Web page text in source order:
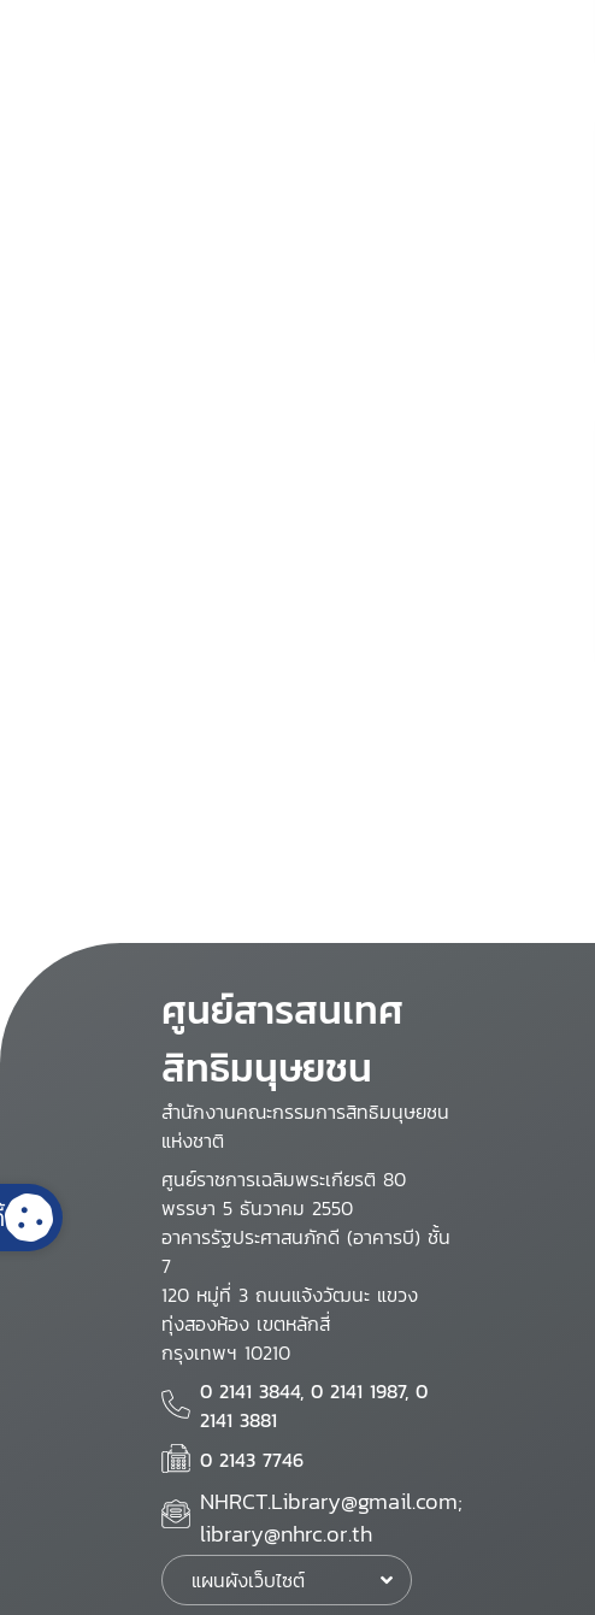
ศูนย์สารสนเทศ
สิทธิมนุษยชน
สำนักงานคณะกรรมการสิทธิมนุษยชน
แห่งชาติ
ศูนย์ราชการเฉลิมพระเกียรติ 80
พรรษา 5 ธันวาคม 2550
อาคารรัฐประศาสนภักดี (อาคารบี) ชั้น
7
120 หมู่ที่ 3 ถนนแจ้งวัฒนะ แขวง
ทุ่งสองห้อง เขตหลักสี่
กรุงเทพฯ 10210
0 2141 3844, 0 2141 1987, 0
2141 3881
0 2143 7746
NHRCT.Library@gmail.com;
library@nhrc.or.th
แผนผังเว็บไซต์